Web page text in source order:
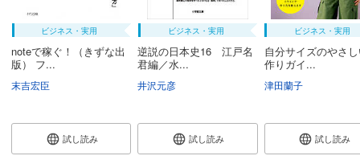
ビジネス・実用
noteで稼ぐ！（きずな出
版） フ...
末吉宏臣
試し読み
ビジネス・実用
逆説の日本史16 江戸名
君編／水...
井沢元彦
試し読み
ビジネス・実用
自分サイズのやさ
作りガイ...
津田蘭子
試し読み